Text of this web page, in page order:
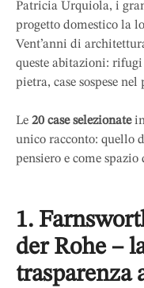
Patricia Urquiola, i
progetto domestico la
Vent’anni di
queste abitazioni:
pietra, case sospese
Le 20 case selezionatein
unico racconto: quello
pensiero e come spazio
1.
der Rohe –
trasparenza